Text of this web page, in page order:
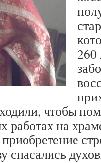
260
чтобы
работах на
спасались